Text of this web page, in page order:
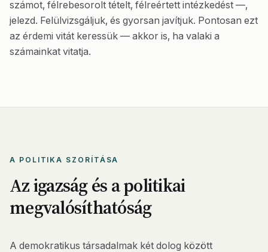
számot, félrebesorolt tételt, félreértett intézkedést —,
jelezd. Felülvizsgáljuk, és gyorsan javítjuk. Pontosan ezt
az érdemi vitát keressük — akkor is, ha valaki a
számainkat vitatja.
A POLITIKA SZORÍTÁSA
Az igazság és a politikai
megvalósíthatóság
A demokratikus társadalmak két dolog között